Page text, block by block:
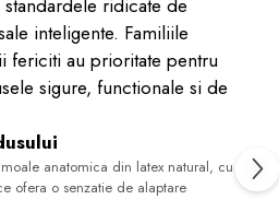
ridicate de
inteligente. Familiile
fericiti au prioritate pentru
sigure, functionale si de
anatomica din latex natural, cu
ofera o senzatie de alaptare